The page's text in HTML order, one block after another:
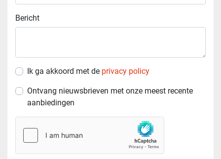
Bericht
Ik ga akkoord met de privacy policy
Ontvang nieuwsbrieven met onze meest recente
aanbiedingen